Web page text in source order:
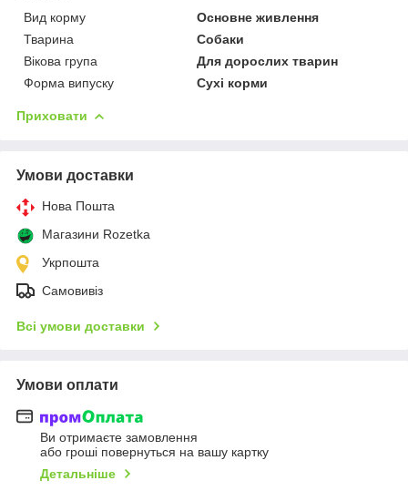
Вид корму
Основне живлення
Тварина
Собаки
Вікова група
Для дорослих тварин
Форма випуску
Сухі корми
Приховати
Умови доставки
Нова Пошта
Магазини Rozetka
Укрпошта
Самовивіз
Всі умови доставки
Умови оплати
Ви отримаєте замовлення
або гроші повернуться на вашу картку
Детальніше